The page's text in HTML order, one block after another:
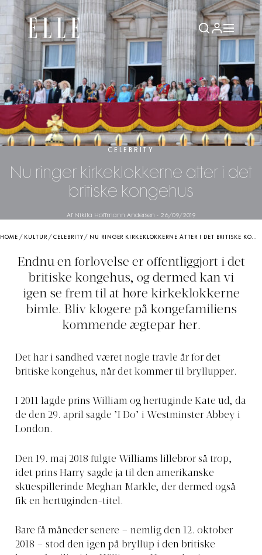
CELEBRITY
Nu ringer kirkeklokkerne atter i det
britiske kongehus
Af Nikita Hoffmann Andersen - 26/09/2019
HOME / KULTUR/CELEBRITY / NU RINGER KIRKEKLOKKERNE ATTER I DET BRITISKE KONGEHUS
Endnu en forlovelse er offentliggjort i det
britiske kongehus, og dermed kan vi
igen se frem til at høre kirkeklokkerne
bimle. Bliv klogere på kongefamiliens
kommende ægtepar her.
Det har i sandhed været nogle travle år for det
britiske kongehus, når det kommer til bryllupper.
I 2011 lagde prins William og hertuginde Kate ud, da
de den 29. april sagde ’I Do’ i Westminster Abbey i
London.
Den 19. maj 2018 fulgte Williams lillebror så trop,
idet prins Harry sagde ja til den amerikanske
skuespillerinde Meghan Markle, der dermed også
fik en hertuginden-titel.
Bare få måneder senere – nemlig den 12. oktober
2018 – stod den igen på bryllup i den britiske